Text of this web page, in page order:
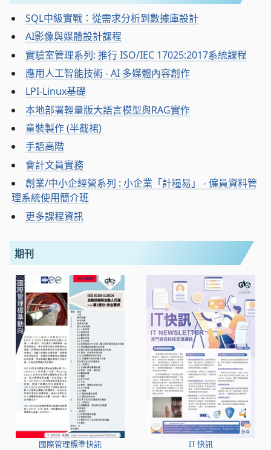
SQL中級實戰：從需求分析到數據庫設計
AI影像與媒體設計課程
實驗室管理系列: 推行 ISO/IEC 17025:2017系統課程
應用人工智能技術 - AI 多媒體內容創作
LPI-Linux基礎
本地部署輕量版大語言模型與RAG實作
童裝製作 (半截裙)
手語高階
會計文員實務
創業/中小企經營系列 : 小企業「計糧易」 - 僱員資料管
理系統使用簡介班
更多課程資訊
期刊
國際管理標準快訊 IT 快訊